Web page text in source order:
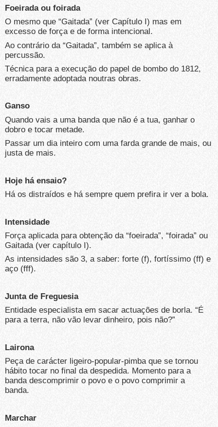
Foeirada ou foirada
O mesmo que “Gaitada” (ver Capítulo I) mas em
excesso de força e de forma intencional.
Ao contrário da “Gaitada”, também se aplica à
percussão.
Técnica para a execução do papel de bombo do 1812,
erradamente adoptada noutras obras.
Ganso
Quando vais a uma banda que não é a tua, ganhar o
dobro e tocar metade.
Passar um dia inteiro com uma farda grande de mais, ou
justa de mais.
Hoje há ensaio?
Há os distraídos e há sempre quem prefira ir ver a bola.
Intensidade
Força aplicada para obtenção da “foeirada”, “foirada” ou
Gaitada (ver capítulo I).
As intensidades são 3, a saber: forte (f), fortíssimo (ff) e
aço (fff).
Junta de Freguesia
Entidade especialista em sacar actuações de borla. “É
para a terra, não vão levar dinheiro, pois não?”
Lairona
Peça de carácter ligeiro-popular-pimba que se tornou
hábito tocar no final da despedida. Momento para a
banda descomprimir o povo e o povo comprimir a
banda.
Marchar